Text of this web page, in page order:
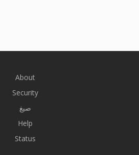
About
Security
صيغ
Help
Status